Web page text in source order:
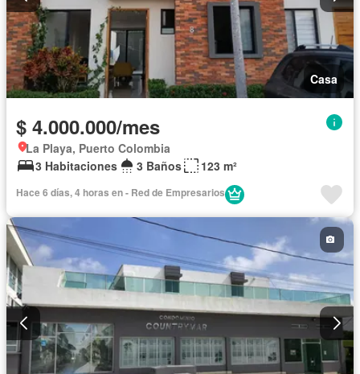
Casa
$ 4.000.000/mes
La Playa, Puerto Colombia
3 Habitaciones
3 Baños 123 m²
Hace 6 días, 4 horas en - Red de Empresarios